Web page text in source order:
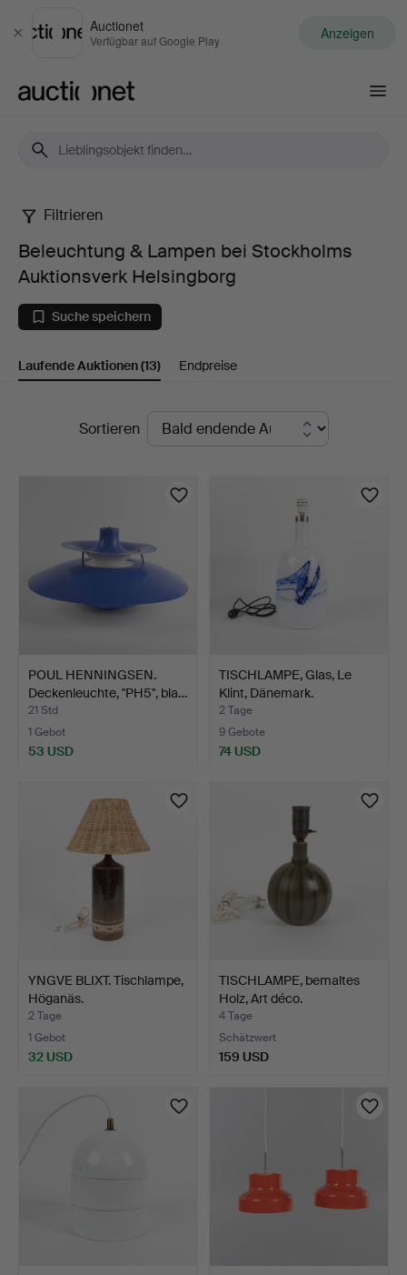
Schließen
Auctionet
Verfügbar auf Google Play Anzeigen
Beleuchtung
Lampen
bei
Auktionsverk
Filtrieren
Beleuchtung & Lampen bei Stockholms
Auktionsverk Helsingborg
Suche speichern
Laufende Auktionen(13) Endpreise
LaufendeSortieren
POUL HENNINGSEN.
Deckenleuchte, "PH5", bla…
21 Std
1 Gebot
53 USD
TISCHLAMPE, Glas, Le
Klint, Dänemark.
2 Tage
9 Gebote
74 USD
YNGVE BLIXT. Tischlampe,
Höganäs.
2 Tage
1 Gebot
32 USD
TISCHLAMPE, bemaltes
Holz, Art déco.
4 Tage
Schätzwert
159 USD